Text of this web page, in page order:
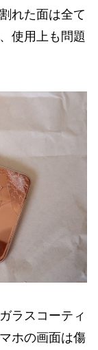
れた面は全て
使用上も問題
ラスコーティ
ホの画面は傷